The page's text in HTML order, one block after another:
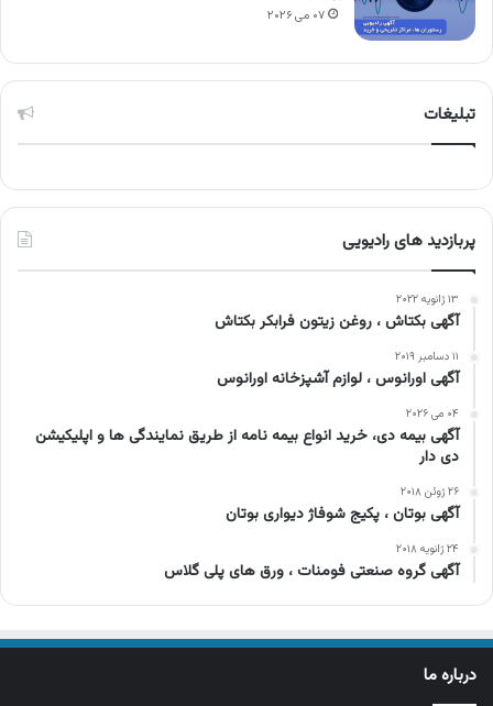
۰۷ می ۲۰۲۶
تبلیغات
پربازدید های رادیویی
۱۳ ژانویه ۲۰۲۲
آگهی بکتاش ، روغن زیتون فرابکر بکتاش
۱۱ دسامبر ۲۰۱۹
آگهی اورانوس ، لوازم آشپزخانه اورانوس
۰۴ می ۲۰۲۶
آگهی بیمه دی، خرید انواع بیمه نامه از طریق نمایندگی ها و اپلیکیشن
دی دار
۲۶ ژوئن ۲۰۱۸
آگهی بوتان ، پکیج شوفاژ دیواری بوتان
۲۴ ژانویه ۲۰۱۸
آگهی گروه صنعتی فومنات ، ورق های پلی گلاس
درباره ما